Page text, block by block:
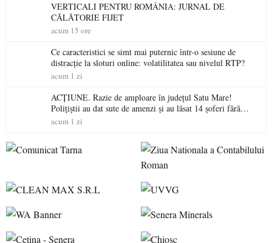
VERTICALI PENTRU ROMÂNIA: JURNAL DE
CĂLĂTORIE FIJET
acum 15 ore
Ce caracteristici se simt mai puternic într-o sesiune de
distracție la sloturi online: volatilitatea sau nivelul RTP?
acum 1 zi
ACȚIUNE. Razie de amploare în județul Satu Mare!
Polițiștii au dat sute de amenzi și au lăsat 14 șoferi fără
permis într-o singură zi
acum 1 zi